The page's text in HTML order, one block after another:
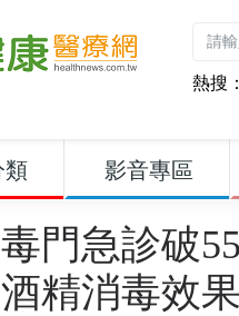
熱搜：
類 影音專區
門急診破
精消毒效